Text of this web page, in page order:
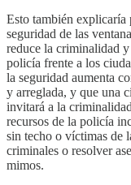
Esto también
seguridad de las
reduce la criminalidad
policía frente a los
la seguridad aumenta
y arreglada, y que una
invitará a la
recursos de la policía
sin techo o víctimas de
criminales o resolver
mimos.